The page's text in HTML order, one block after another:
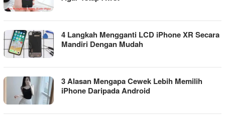
4 Langkah Mengganti LCD iPhone XR Secara
Mandiri Dengan Mudah
3 Alasan Mengapa Cewek Lebih Memilih
iPhone Daripada Android